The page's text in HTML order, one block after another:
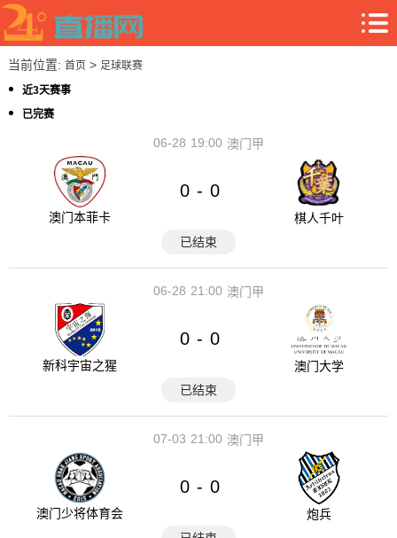
当前位置: 首页> 足球联赛
近3天赛事
已完赛
19:00
06-28 澳门甲
澳门本菲卡
0 - 0
棋人千叶
已结束
21:00
06-28 澳门甲
新科宇宙之猩
0 - 0
澳门大学
已结束
21:00
07-03 澳门甲
澳门少将体育会
0 - 0
炮兵